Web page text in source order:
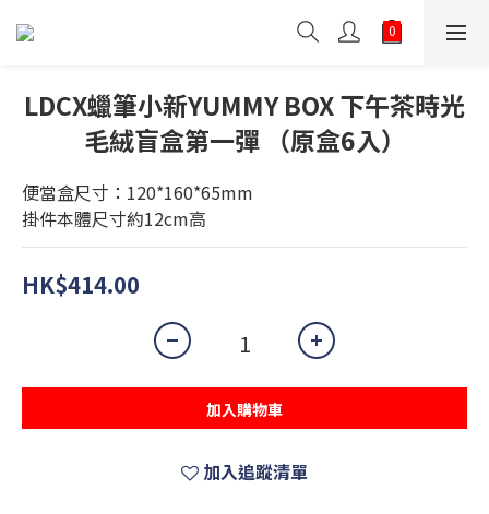
LDCX蠟筆小新YUMMY BOX 下午茶時光
毛絨盲盒第一彈 （原盒6入）
便當盒尺寸：120*160*65mm
掛件本體尺寸約12cm高
HK$414.00
加入購物車
加入追蹤清單